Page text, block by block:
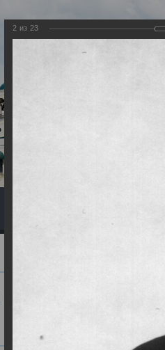
Экскурсия
2 из 23